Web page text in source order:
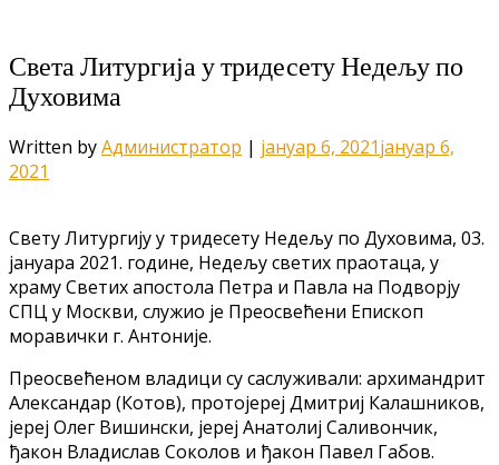
Света Литургија у тридесету Недељу по
Духовима
Written byАдминистратор | јануар 6, 2021јануар 6,
2021
Свету Литургију у тридесету Недељу по Духовима, 03.
јануара 2021. године, Недељу светих праотаца, у
храму Светих апостола Петра и Павла на Подворју
СПЦ у Москви, служио је Преосвећени Епископ
моравички г. Антоније.
Преосвећеном владици су саслуживали: архимандрит
Александар (Котов), протојереј Дмитриј Калашников,
јереј Олег Вишински, јереј Анатолиј Саливончик,
ђакон Владислав Соколов и ђакон Павел Габов.